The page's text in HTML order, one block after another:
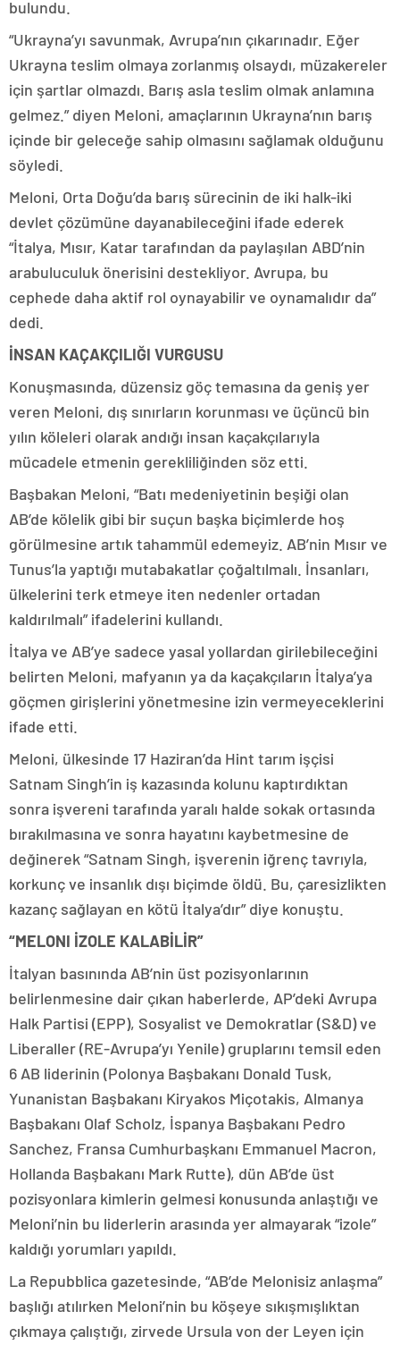
bulundu.
“Ukrayna’yı savunmak, Avrupa’nın çıkarınadır. Eğer
Ukrayna teslim olmaya zorlanmış olsaydı, müzakereler
için şartlar olmazdı. Barış asla teslim olmak anlamına
gelmez.” diyen Meloni, amaçlarının Ukrayna’nın barış
içinde bir geleceğe sahip olmasını sağlamak olduğunu
söyledi.
Meloni, Orta Doğu’da barış sürecinin de iki halk-iki
devlet çözümüne dayanabileceğini ifade ederek
“İtalya, Mısır, Katar tarafından da paylaşılan ABD’nin
arabuluculuk önerisini destekliyor. Avrupa, bu
cephede daha aktif rol oynayabilir ve oynamalıdır da”
dedi.
İNSAN KAÇAKÇILIĞI VURGUSU
Konuşmasında, düzensiz göç temasına da geniş yer
veren Meloni, dış sınırların korunması ve üçüncü bin
yılın köleleri olarak andığı insan kaçakçılarıyla
mücadele etmenin gerekliliğinden söz etti.
Başbakan Meloni, “Batı medeniyetinin beşiği olan
AB’de kölelik gibi bir suçun başka biçimlerde hoş
görülmesine artık tahammül edemeyiz. AB’nin Mısır ve
Tunus’la yaptığı mutabakatlar çoğaltılmalı. İnsanları,
ülkelerini terk etmeye iten nedenler ortadan
kaldırılmalı” ifadelerini kullandı.
İtalya ve AB’ye sadece yasal yollardan girilebileceğini
belirten Meloni, mafyanın ya da kaçakçıların İtalya’ya
göçmen girişlerini yönetmesine izin vermeyeceklerini
ifade etti.
Meloni, ülkesinde 17 Haziran’da Hint tarım işçisi
Satnam Singh’in iş kazasında kolunu kaptırdıktan
sonra işvereni tarafında yaralı halde sokak ortasında
bırakılmasına ve sonra hayatını kaybetmesine de
değinerek “Satnam Singh, işverenin iğrenç tavrıyla,
korkunç ve insanlık dışı biçimde öldü. Bu, çaresizlikten
kazanç sağlayan en kötü İtalya’dır” diye konuştu.
“MELONI İZOLE KALABİLİR”
İtalyan basınında AB’nin üst pozisyonlarının
belirlenmesine dair çıkan haberlerde, AP’deki Avrupa
Halk Partisi (EPP), Sosyalist ve Demokratlar (S&D) ve
Liberaller (RE-Avrupa’yı Yenile) gruplarını temsil eden
6 AB liderinin (Polonya Başbakanı Donald Tusk,
Yunanistan Başbakanı Kiryakos Miçotakis, Almanya
Başbakanı Olaf Scholz, İspanya Başbakanı Pedro
Sanchez, Fransa Cumhurbaşkanı Emmanuel Macron,
Hollanda Başbakanı Mark Rutte), dün AB’de üst
pozisyonlara kimlerin gelmesi konusunda anlaştığı ve
Meloni’nin bu liderlerin arasında yer almayarak “izole”
kaldığı yorumları yapıldı.
La Repubblica gazetesinde, “AB’de Melonisiz anlaşma”
başlığı atılırken Meloni’nin bu köşeye sıkışmışlıktan
çıkmaya çalıştığı, zirvede Ursula von der Leyen için